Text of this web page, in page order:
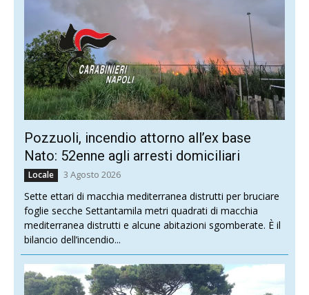
Pozzuoli, incendio attorno all’ex base
Nato: 52enne agli arresti domiciliari
Locale 3 Agosto 2026
Sette ettari di macchia mediterranea distrutti per bruciare
foglie secche Settantamila metri quadrati di macchia
mediterranea distrutti e alcune abitazioni sgomberate. È il
bilancio dell’incendio...